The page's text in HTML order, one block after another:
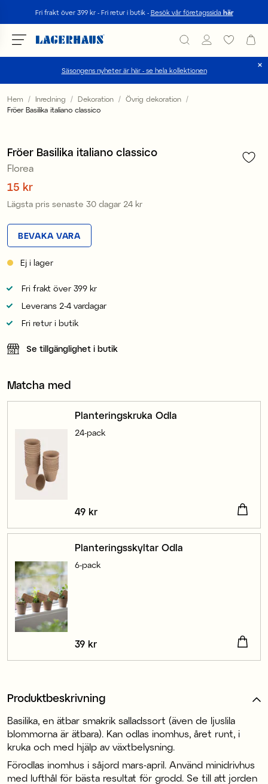
Fri frakt över 399 kr - Fri retur i butik - Besök vår företagssida här
Säsongens nyheter är här - se hela kollektionen
Välj språk / valuta
Hem Inredning Dekoration
Övrig dekoration
Fröer Basilika italiano classico
Fröer Basilika italiano classico
Florea
Pris:15 kr
15 kr
Lägsta pris senaste 30 dagar Pris:
24 kr
BEVAKA VARA
Ej i lager
Fri frakt över 399 kr
Leverans 2-4 vardagar
Fri retur i butik
Se tillgänglighet i butik
Matcha med
Planteringskruka Odla
24-pack
Pris:49 kr
49 kr
Planteringsskyltar Odla
6-pack
Pris:
39 kr
Produktbeskrivning
Basilika, en ätbar smakrik salladssort (även de ljuslila
blommorna är ätbara). Kan odlas inomhus, året runt, i
kruka och med hjälp av växtbelysning.
Förodlas inomhus i såjord mars-april. Använd minidrivhus
med lufthål för bästa resultat för grodd. Se till att jorden